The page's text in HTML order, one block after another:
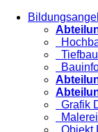
Tiefbau
Grafik
Objekt